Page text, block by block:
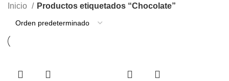
Inicio Productos etiquetados “Chocolate”